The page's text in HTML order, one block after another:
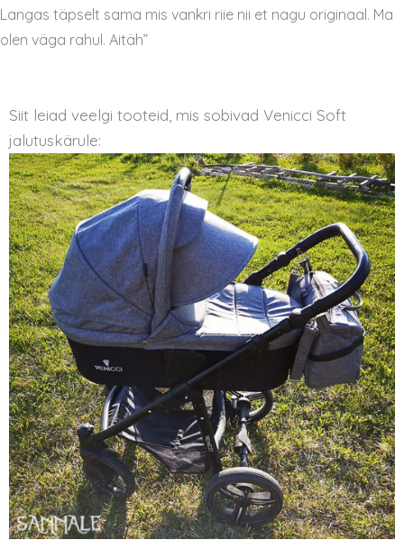
Langas täpselt sama mis vankri riie nii et nagu originaal. Ma
olen väga rahul. Aitäh”
Siit leiad veelgi tooteid, mis sobivad Venicci Soft
jalutuskärule: